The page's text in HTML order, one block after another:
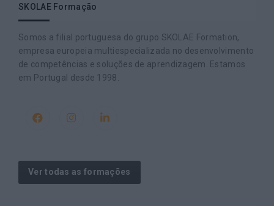
SKOLAE Formação
Somos a filial portuguesa do grupo SKOLAE Formation,
empresa europeia multiespecializada no desenvolvimento
de competências e soluções de aprendizagem. Estamos
em Portugal desde 1998.
Ver todas as formações